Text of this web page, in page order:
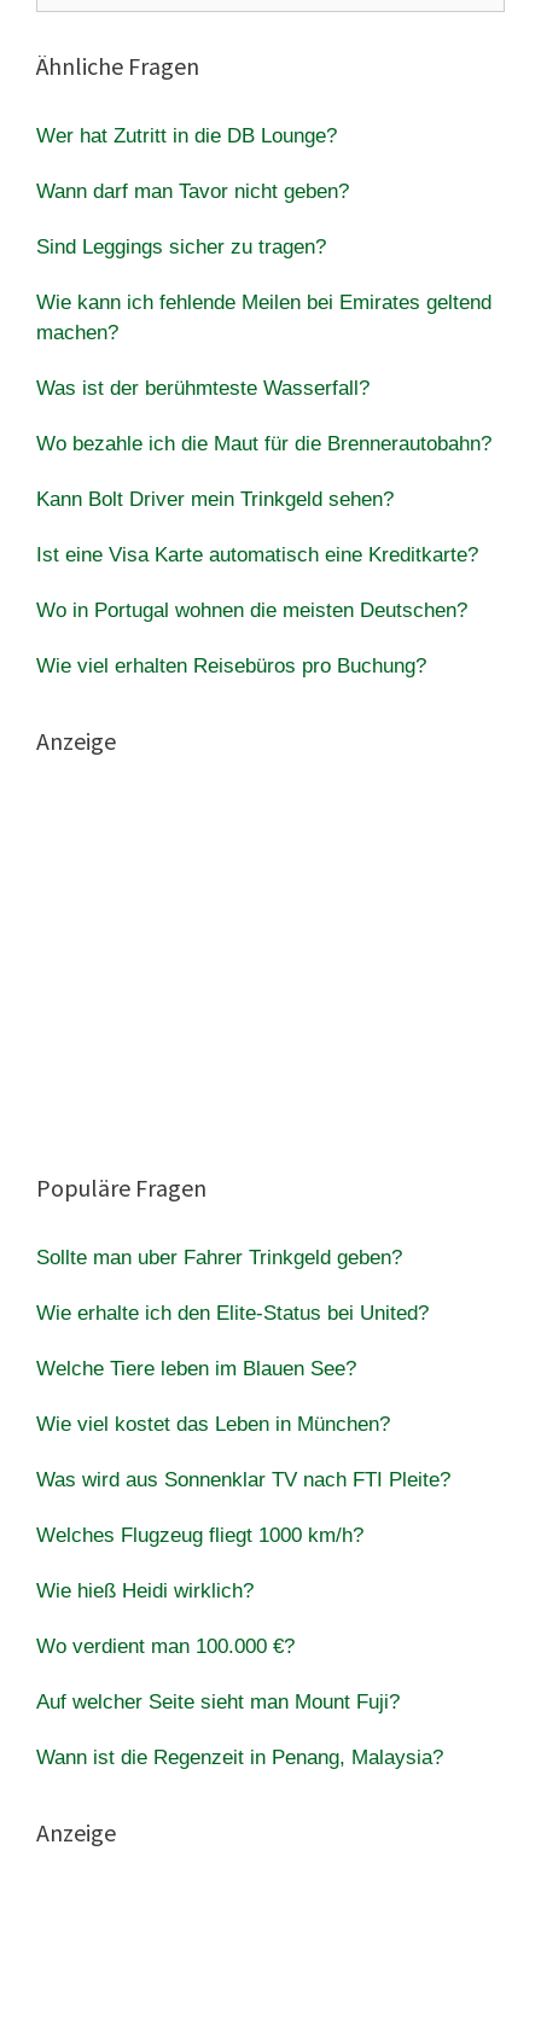
Ähnliche Fragen
Wer hat Zutritt in die DB Lounge?
Wann darf man Tavor nicht geben?
Sind Leggings sicher zu tragen?
Wie kann ich fehlende Meilen bei Emirates geltend
machen?
Was ist der berühmteste Wasserfall?
Wo bezahle ich die Maut für die Brennerautobahn?
Kann Bolt Driver mein Trinkgeld sehen?
Ist eine Visa Karte automatisch eine Kreditkarte?
Wo in Portugal wohnen die meisten Deutschen?
Wie viel erhalten Reisebüros pro Buchung?
Anzeige
Populäre Fragen
Sollte man uber Fahrer Trinkgeld geben?
Wie erhalte ich den Elite-Status bei United?
Welche Tiere leben im Blauen See?
Wie viel kostet das Leben in München?
Was wird aus Sonnenklar TV nach FTI Pleite?
Welches Flugzeug fliegt 1000 km/h?
Wie hieß Heidi wirklich?
Wo verdient man 100.000 €?
Auf welcher Seite sieht man Mount Fuji?
Wann ist die Regenzeit in Penang, Malaysia?
Anzeige